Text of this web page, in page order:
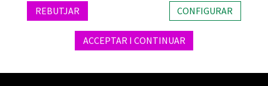
Concerts, festivals i esdeveniments de gran convocatòria.
© 2026 TheProject Music Company, S.L. |Avís legal|
REBUTJAR CONFIGURAR
ACCEPTAR I CONTINUAR